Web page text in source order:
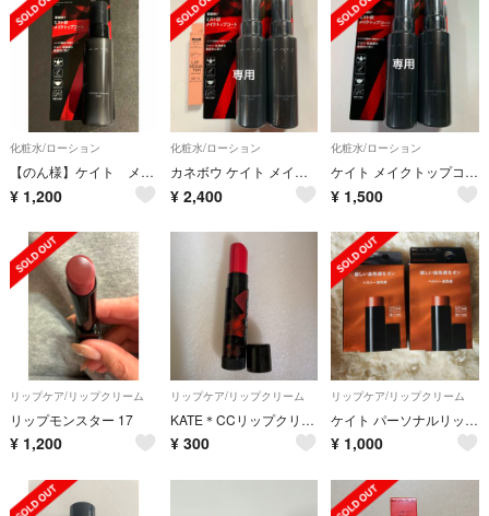
化粧水/ローション
【のん様】ケイト メイクトップコート(メイクキープ用化粧水)
¥ 1,200
化粧水/ローション
カネボウ ケイト メイクトップコート 80ml、その他
¥ 2,400
化粧水/ローション
ケイト メイクトップコート 80ml２個
¥ 1,500
リップケア/リップクリーム
リップモンスター 17
¥ 1,200
リップケア/リップクリーム
KATE＊CCリップクリーム(カモフラ)＊01レッド系
¥ 300
リップケア/リップクリーム
ケイト パーソナルリップクリーム 06 ヘルシー血色感(3.7g)×2
¥ 1,000